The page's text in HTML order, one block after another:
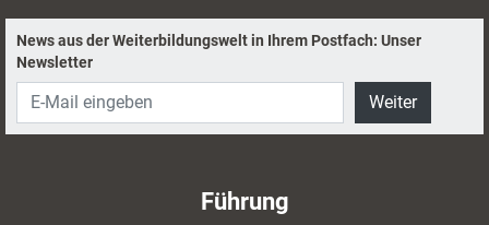
News aus der Weiterbildungswelt in Ihrem Postfach: Unser
Newsletter
Weiter
Führung